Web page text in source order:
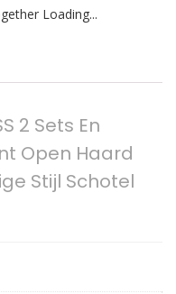
Loading...
2 Sets En
Open Haard
Stijl Schotel